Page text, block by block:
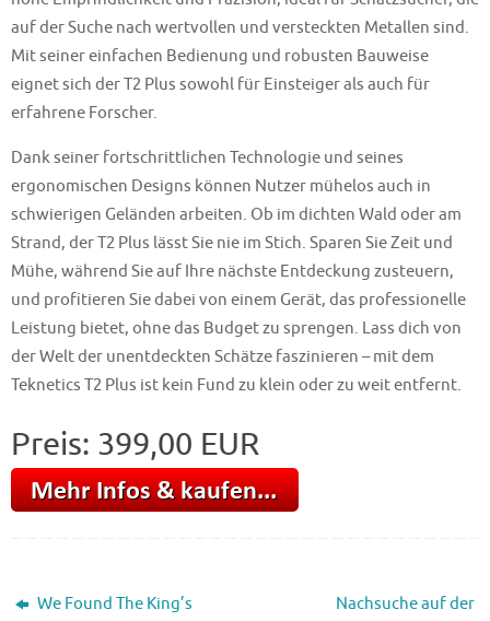
auf der Suche nach wertvollen und versteckten Metallen sind.
Mit seiner einfachen Bedienung und robusten Bauweise
eignet sich der T2 Plus sowohl für Einsteiger als auch für
erfahrene Forscher.
Dank seiner fortschrittlichen Technologie und seines
ergonomischen Designs können Nutzer mühelos auch in
schwierigen Geländen arbeiten. Ob im dichten Wald oder am
Strand, der T2 Plus lässt Sie nie im Stich. Sparen Sie Zeit und
Mühe, während Sie auf Ihre nächste Entdeckung zusteuern,
und profitieren Sie dabei von einem Gerät, das professionelle
Leistung bietet, ohne das Budget zu sprengen. Lass dich von
der Welt der unentdeckten Schätze faszinieren – mit dem
Teknetics T2 Plus ist kein Fund zu klein oder zu weit entfernt.
Preis: 399,00 EUR
We Found The King’s
Nachsuche auf der